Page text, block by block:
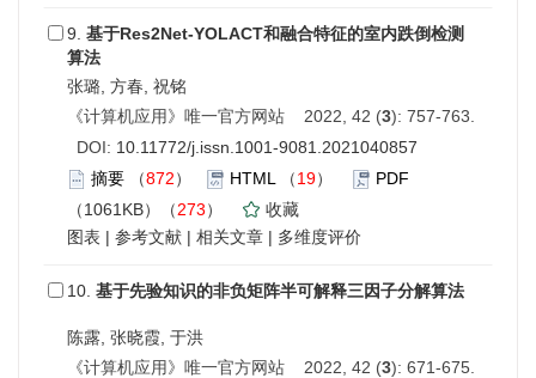
9. 基于Res2Net-YOLACT和融合特征的室内跌倒检测
算法
张璐, 方春, 祝铭
《计算机应用》唯一官方网站 2022, 42 (3): 757-763.
DOI: 10.11772/j.issn.1001-9081.2021040857
摘要 （872） HTML （19）
PDF
（1061KB）（273）
收藏
图表 | 参考文献 | 相关文章 | 多维度评价
10. 基于先验知识的非负矩阵半可解释三因子分解算法
陈露, 张晓霞, 于洪
《计算机应用》唯一官方网站 2022, 42 (3): 671-675.